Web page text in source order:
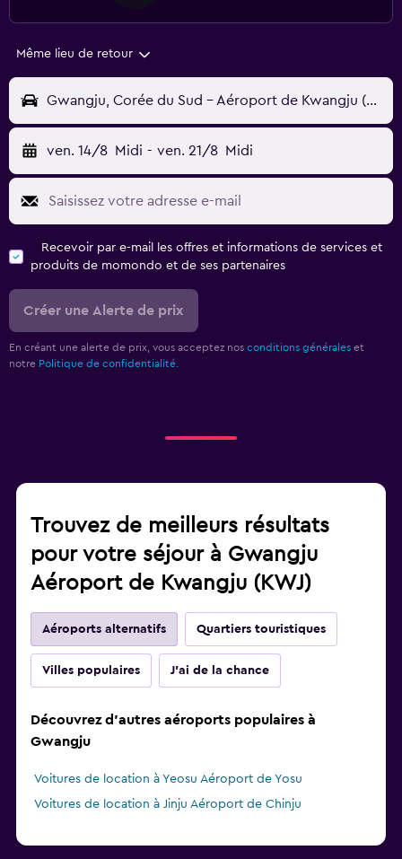
Même lieu de retour
Gwangju, Corée du Sud - Aéroport de Kwangju (KWJ)
ven. 14/8 Midi - ven. 21/8 Midi
Recevoir par e-mail les offres et informations de services et
produits de momondo et de ses partenaires
Créer une Alerte de prix
En créant une alerte de prix, vous acceptez nos conditions générales et
notre Politique de confidentialité.
Trouvez de meilleurs résultats
pour votre séjour à Gwangju
Aéroport de Kwangju (KWJ)
Aéroports alternatifs Quartiers touristiques
Villes populaires J'ai de la chance
Découvrez d'autres aéroports populaires à
Gwangju
Voitures de location à Yeosu Aéroport de Yosu
Voitures de location à Jinju Aéroport de Chinju